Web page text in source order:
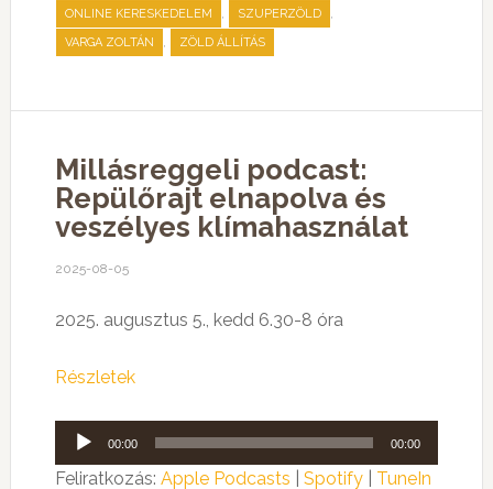
ONLINE KERESKEDELEM , SZUPERZÖLD ,
VARGA ZOLTÁN , ZÖLD ÁLLÍTÁS
Millásreggeli podcast:
Repülőrajt elnapolva és
veszélyes klímahasználat
2025-08-05
2025. augusztus 5., kedd 6.30-8 óra
Részletek
Audió
lejátszó
00:00 00:00
Feliratkozás: Apple Podcasts Spotify| TuneIn